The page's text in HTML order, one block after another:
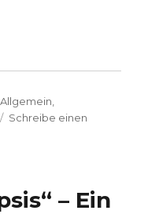
Kategorien
Allgemein
Schreibe einen
– Ein